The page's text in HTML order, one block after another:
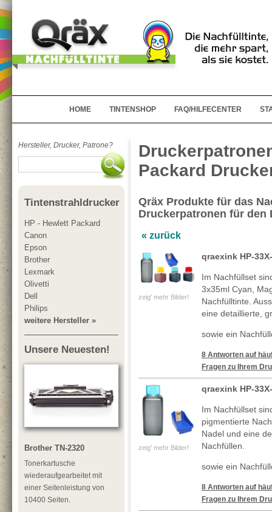
HOME TINTENSHOP FAQ/HILFECENTER
Hersteller, Drucker, Patrone?
Tintenstrahldrucker
HP - Hewlett Packard
Canon
Epson
Brother
Lexmark
Olivetti
Dell
Philips
weitere Hersteller »
Unsere Neuesten!
Brother TN-2320
Tonerkartusche
wiederaufgearbeitet mit
einer Seitenleistung von
10400 Seiten.
Packard
Qräx Produkte für das
Druckerpatronen für den
« zurück
zeig' mehr Bilder!
qraexink HP-
Im Nachfüllset
3x35ml Cyan,
Nachfülltinte.
eine detaillierte,
sowie ein
8 Antworten auf
Fragen zu Ihrem
zeig' mehr Bilder!
qraexink HP-
Im Nachfüllset
pigmentierte
Nadel und eine
Nachfüllen.
sowie ein
8 Antworten auf
Fragen zu Ihrem